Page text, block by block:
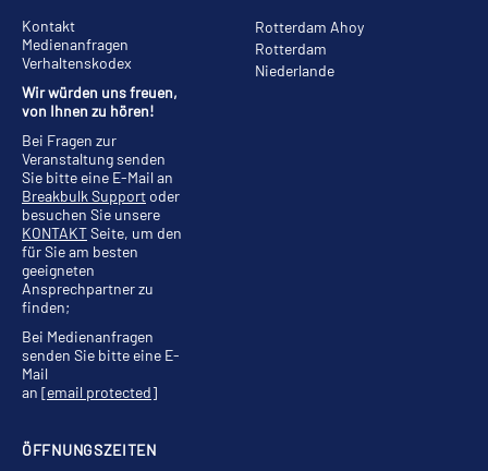
Rotterdam Ahoy
Rotterdam
Niederlande
ÖFFNUNGSZEITEN
Kontakt
Medienanfragen
Verhaltenskodex
Wir würden uns freuen,
von Ihnen zu hören!
Bei Fragen zur
Veranstaltung senden
Sie bitte eine E-Mail an
Breakbulk Supportoder
besuchen Sie unsere
KONTAKTSeite, um den
für Sie am besten
geeigneten
Ansprechpartner zu
finden;
Bei Medienanfragen
senden Sie bitte eine E-
Mail
an [email protected]